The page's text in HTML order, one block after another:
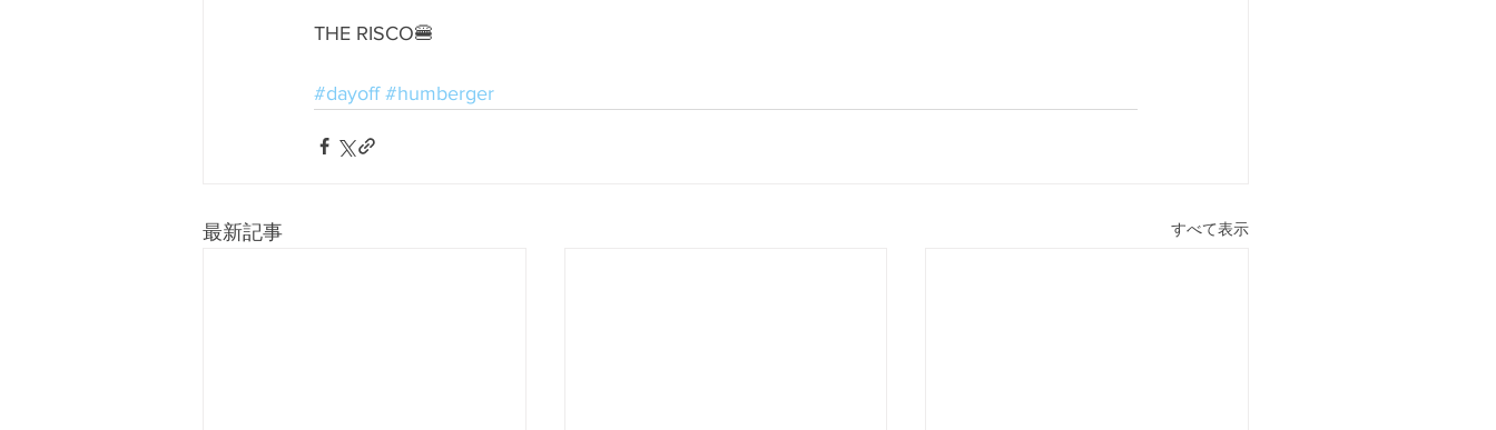
THE RISCO🍔
#dayoff #humberger
最新記事 すべて表示